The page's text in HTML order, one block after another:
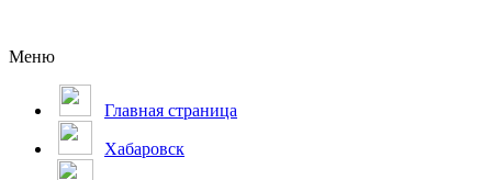
Меню
Главная страница
Хабаровск